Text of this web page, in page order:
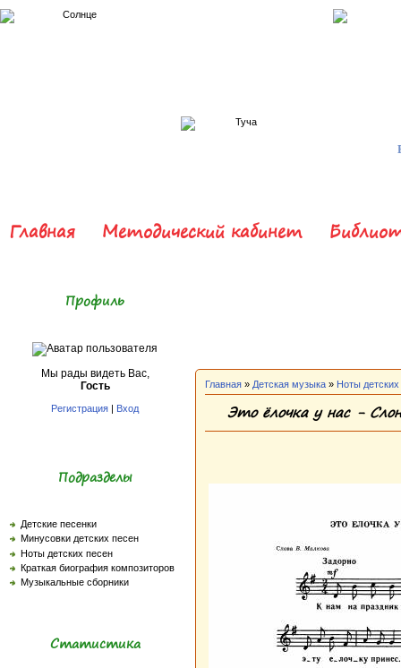
Главная Методический кабинет
Профиль
Мы рады видеть Вас,
Гость
Регистрация | Вход
Подразделы
Детские песенки
Минусовки детских песен
Ноты детских песен
Краткая биография композиторов
Музыкальные сборники
Статистика
Главная » Детская музыка » Ноты
Это ёлочка у нас -